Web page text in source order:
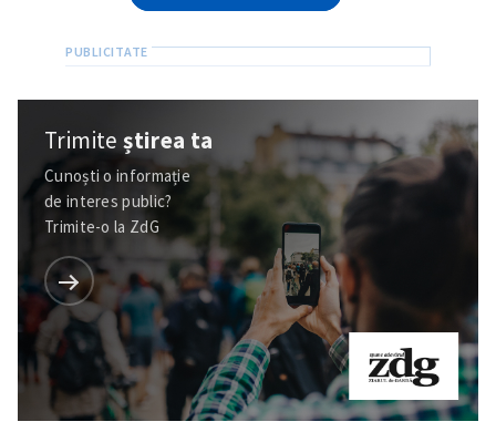
Trimiteștirea ta
Cunoști o informație
de interes public?
Trimite-o la ZdG